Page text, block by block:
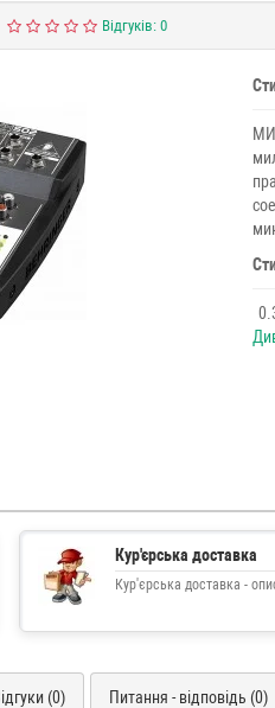
Відгуків: 0
Кур'єрська доставка
Кур'єрська доставка -
(0) Питання - відповідь (0)